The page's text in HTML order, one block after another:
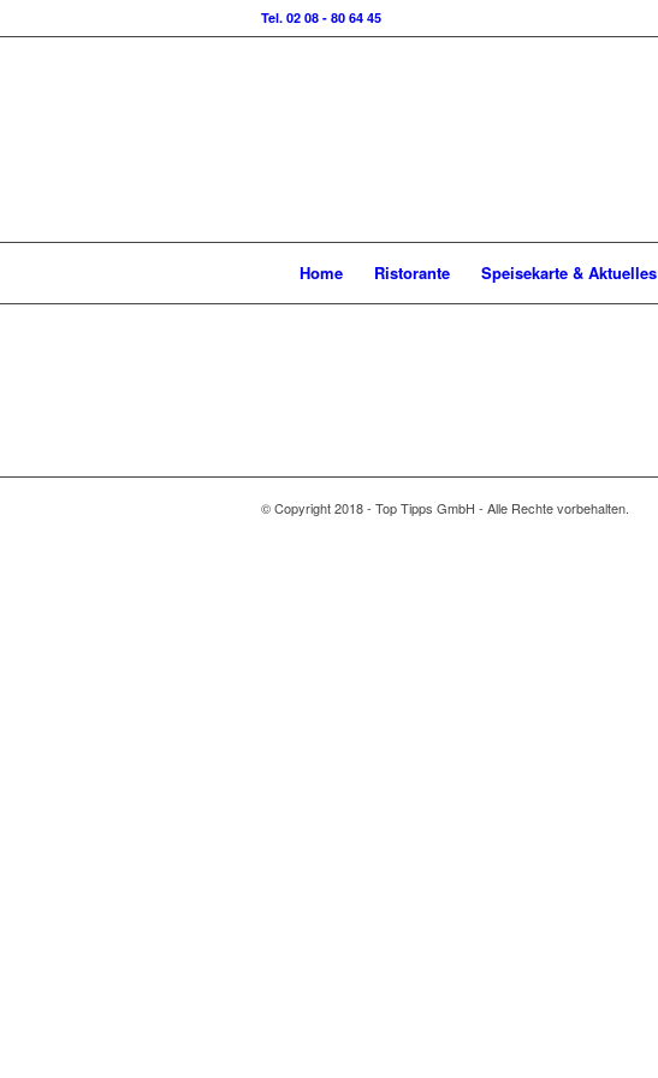
Tel. 02 08 - 80 64 45
Home Ristorante Speisekarte & Aktuelles
© Copyright 2018 - Top Tipps GmbH - Alle Rechte vorbehalten.